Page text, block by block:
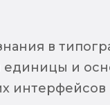
в
единицы и
интерфейсов